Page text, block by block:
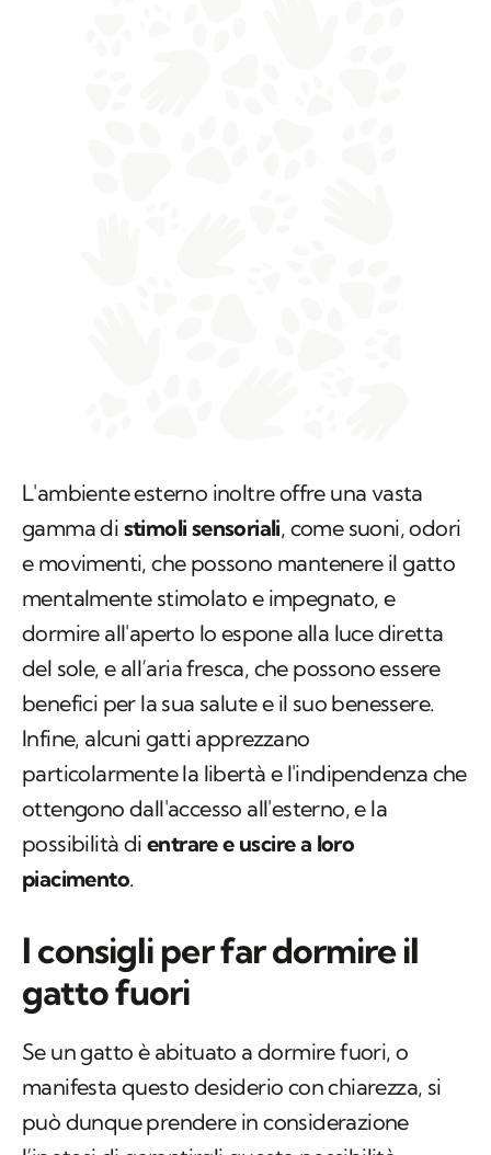
L'ambiente esterno inoltre offre una vasta
gamma di stimoli sensoriali, come suoni, odori
e movimenti, che possono mantenere il gatto
mentalmente stimolato e impegnato, e
dormire all'aperto lo espone alla luce diretta
del sole, e all’aria fresca, che possono essere
benefici per la sua salute e il suo benessere.
Infine, alcuni gatti apprezzano
particolarmente la libertà e l'indipendenza che
ottengono dall'accesso all'esterno, e la
possibilità dientrare e uscire a loro
piacimento.
I consigli per far dormire il
gatto fuori
Se un gatto è abituato a dormire fuori, o
manifesta questo desiderio con chiarezza, si
può dunque prendere in considerazione